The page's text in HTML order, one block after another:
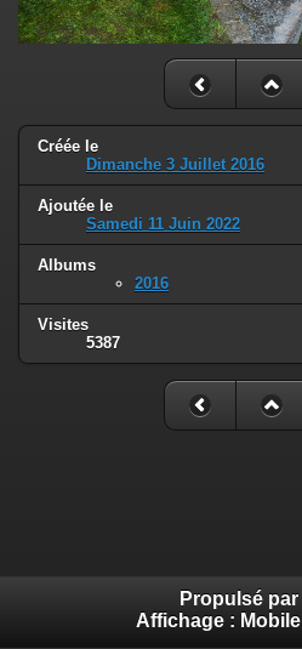
Créée le
Dimanche 3 Juillet 2016
Ajoutée le
Samedi 11 Juin 2022
Albums
2016
Visites
5387
Propulsé par
Affichage : Mobile